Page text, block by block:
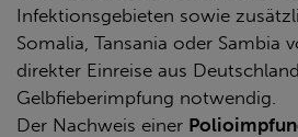
Infektionsgebieten sowie
Somalia, Tansania oder Sambia
direkter Einreise aus
Gelbfieberimpfung notwendig.
Der Nachweis einer